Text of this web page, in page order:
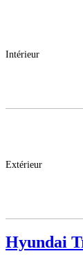
Intérieur
Extérieur
Hyundai